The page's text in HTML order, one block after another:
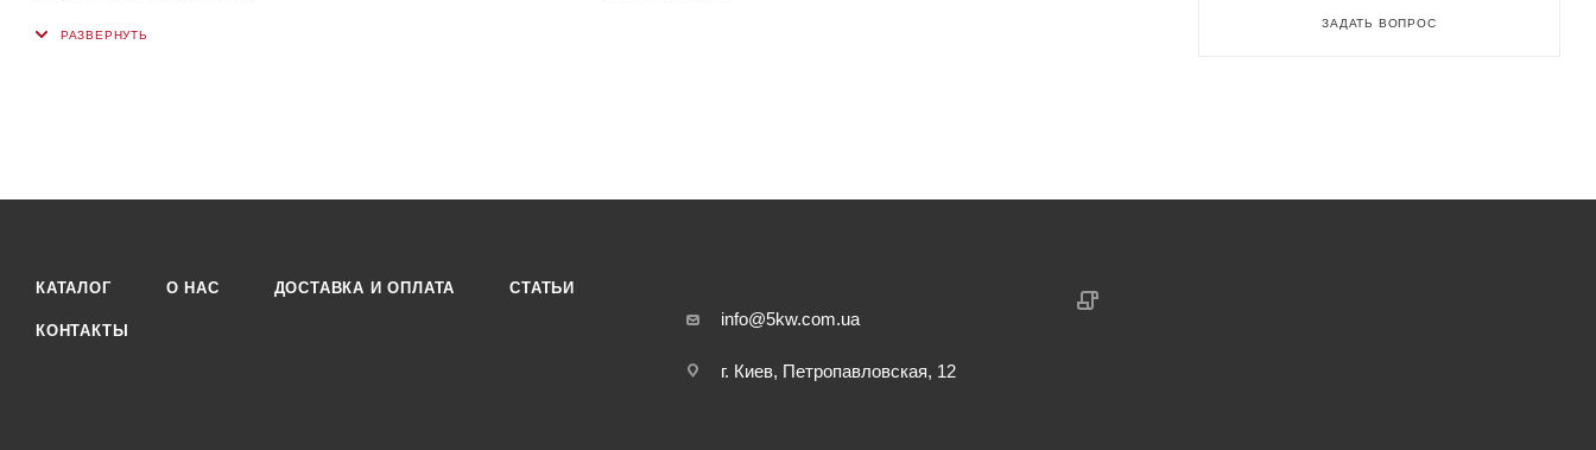
ЗАДАТЬ ВОПРОС
КАТАЛОГ О НАС ДОСТАВКА И ОПЛАТА СТАТЬИ
КОНТАКТЫ
info@5kw.com.ua
г. Киев, Петропавловская, 12